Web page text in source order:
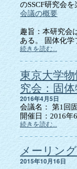
のSSCF研究会
会議の概要
趣旨：本研究会
ある。 固体化学
続きを読む...
東京大学
究会：固
2016年4月5日
会議名： 第1回
開催日：2016年
続きを読む...
メーリン
2015年10月16日